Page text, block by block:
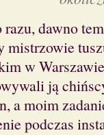
razu, dawno
mistrzowie
w
ją
a moim
podczas